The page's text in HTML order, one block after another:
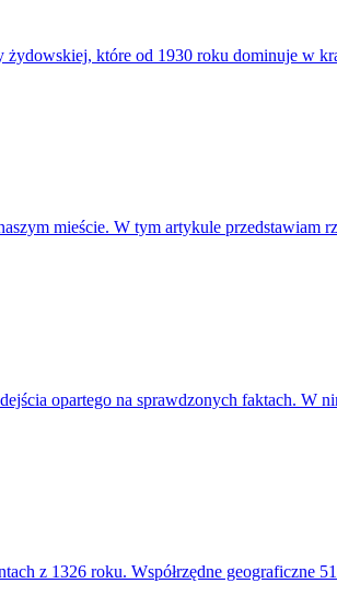
które od 1930 roku dominuje w
mieście. W tym artykule przedstawiam
opartego na sprawdzonych faktach. W
z 1326 roku. Współrzędne geograficzne